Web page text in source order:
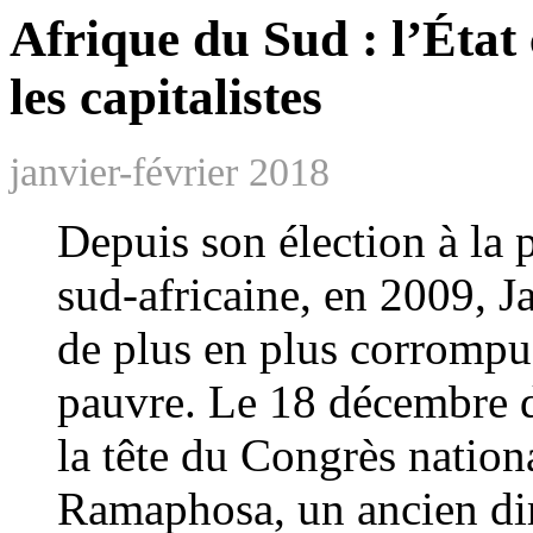
Afrique du Sud : l’État
les capitalistes
janvier-février 2018
Depuis son élection à la
sud-africaine, en 2009,
de plus en plus
pauvre. Le 18 décembre
la tête du Congrès
Ramaphosa, un ancien